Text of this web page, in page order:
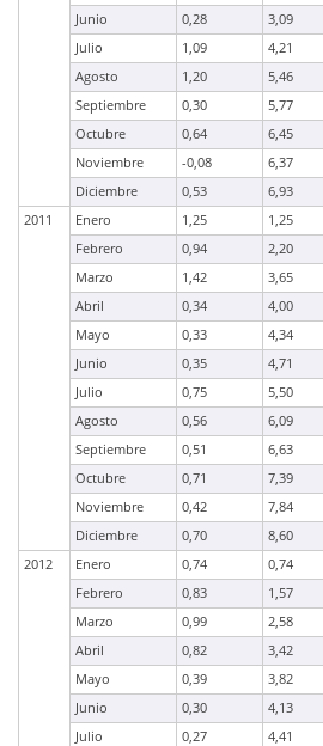
Junio
0,28 3,09
Julio
1,09 4,21
Agosto
1,20 5,46
Septiembre
0,30 5,77
Octubre
0,64 6,45
Noviembre
-0,08 6,37
Diciembre
0,53 6,93
2011
Enero 1,25 1,25
Febrero
0,94 2,20
Marzo
1,42 3,65
Abril
0,34 4,00
Mayo
0,33 4,34
Junio
0,35 4,71
Julio
0,75 5,50
Agosto
0,56 6,09
Septiembre
0,51 6,63
Octubre
0,71 7,39
Noviembre
0,42 7,84
Diciembre
0,70 8,60
2012
Enero 0,74 0,74
Febrero
0,83 1,57
Marzo
0,99 2,58
Abril
0,82 3,42
Mayo
0,39 3,82
Junio
0,30 4,13
Julio
0,27 4,41